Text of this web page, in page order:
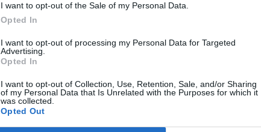
I want to opt-out of the Sale of my Personal Data.
Opted In
I want to opt-out of processing my Personal Data for Targeted
Advertising.
Opted In
I want to opt-out of Collection, Use, Retention, Sale, and/or Sharing
of my Personal Data that Is Unrelated with the Purposes for which it
was collected.
Opted Out